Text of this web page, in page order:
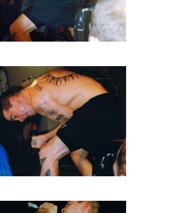
RICHARD POSTMA
SASKIA LUDDEN
ANNA HIEP
MARTSEN HUT
ARSEN TSKHAY
ERYN BOSMA
ESTHER
ELINE KAMMINGA
KAREN SAAMAN
ARNOUD HEIKENS